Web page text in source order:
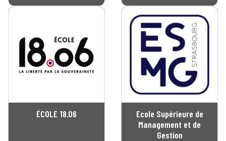
ÉCOLE 18.06
Ecole Supérieure de
Management et de
Gestion